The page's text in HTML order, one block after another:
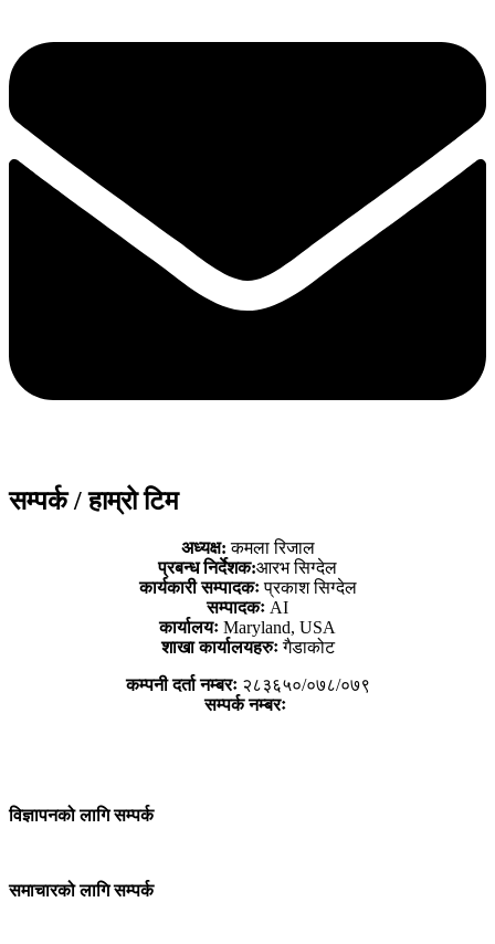
सम्पर्क / हाम्रो टिम
अध्यक्ष:कमला रिजाल
प्रबन्ध निर्देशक:आरभ सिग्देल
कार्यकारी सम्पादकःप्रकाश सिग्देल
सम्पादकः AI
कार्यालयः Maryland, USA
शाखा कार्यालयहरुःगैडाकोट
कम्पनी दर्ता नम्बरः२८३६५०/०७८/०७९
सम्पर्क नम्बरः
विज्ञापनको लागि सम्पर्क
समाचारको लागि सम्पर्क